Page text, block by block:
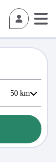
50 km